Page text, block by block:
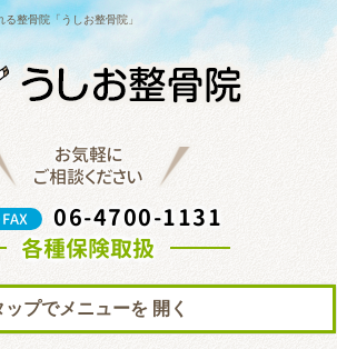
整骨院「うしお整骨院」
お気軽に
ご相談ください
06-4700-1131
各種保険取扱
ップでメニューを